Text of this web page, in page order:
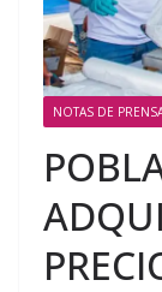
NOTAS DE